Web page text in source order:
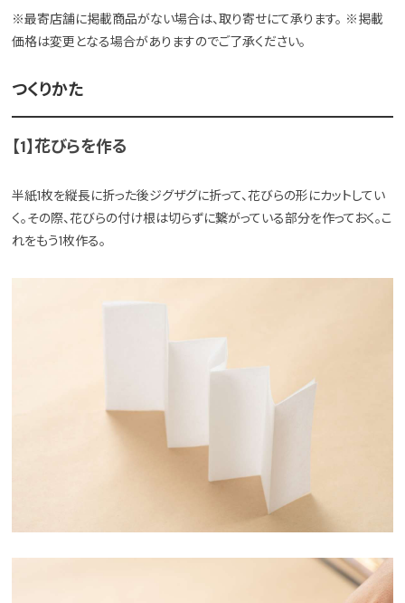
※最寄店舗に掲載商品がない場合は、取り寄せにて承ります。 ※掲載
価格は変更となる場合がありますのでご了承ください。
つくりかた
【1】花びらを作る
半紙1枚を縦長に折った後ジグザグに折って、花びらの形にカットしてい
く。その際、花びらの付け根は切らずに繋がっている部分を作っておく。こ
れをもう1枚作る。